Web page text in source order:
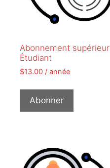
Abonnement supérieur
Étudiant
$13.00 / année
Abonner